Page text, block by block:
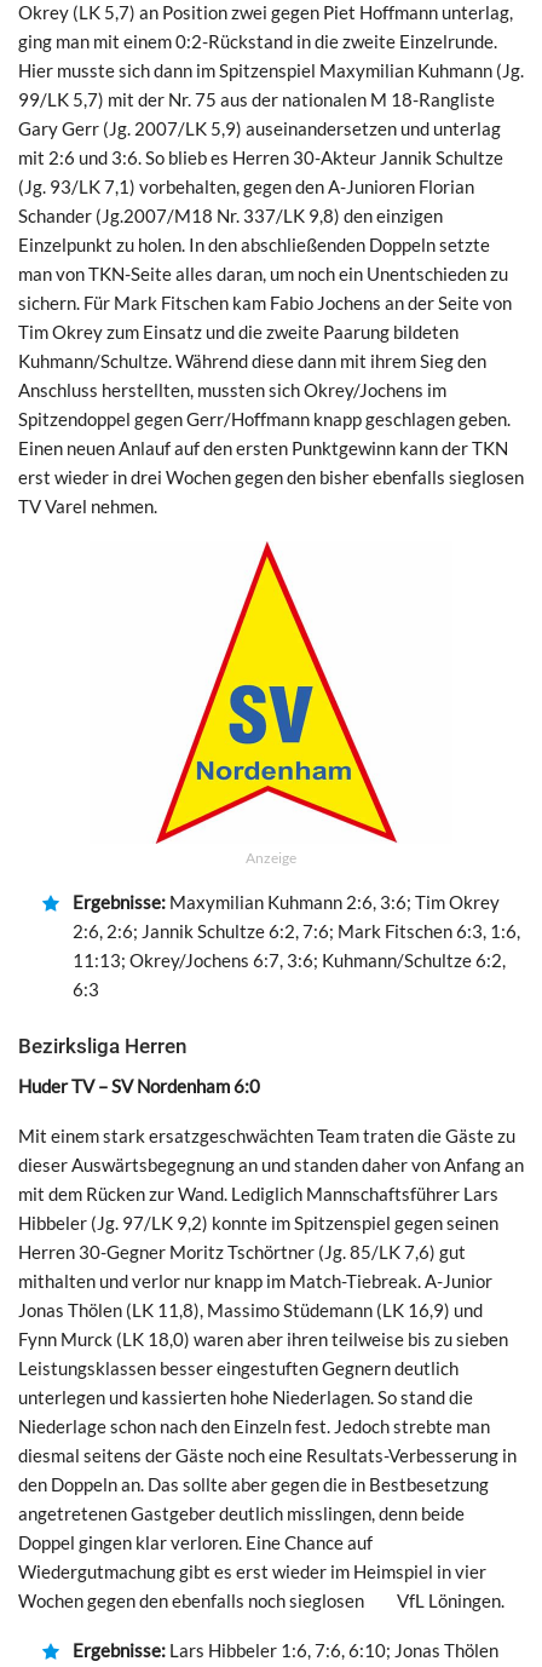
Okrey (LK 5,7) an Position zwei gegen Piet Hoffmann unterlag,
ging man mit einem 0:2-Rückstand in die zweite Einzelrunde.
Hier musste sich dann im Spitzenspiel Maxymilian Kuhmann (Jg.
99/LK 5,7) mit der Nr. 75 aus der nationalen M 18-Rangliste
Gary Gerr (Jg. 2007/LK 5,9) auseinandersetzen und unterlag
mit 2:6 und 3:6. So blieb es Herren 30-Akteur Jannik Schultze
(Jg. 93/LK 7,1) vorbehalten, gegen den A-Junioren Florian
Schander (Jg.2007/M18 Nr. 337/LK 9,8) den einzigen
Einzelpunkt zu holen. In den abschließenden Doppeln setzte
man von TKN-Seite alles daran, um noch ein Unentschieden zu
sichern. Für Mark Fitschen kam Fabio Jochens an der Seite von
Tim Okrey zum Einsatz und die zweite Paarung bildeten
Kuhmann/Schultze. Während diese dann mit ihrem Sieg den
Anschluss herstellten, mussten sich Okrey/Jochens im
Spitzendoppel gegen Gerr/Hoffmann knapp geschlagen geben.
Einen neuen Anlauf auf den ersten Punktgewinn kann der TKN
erst wieder in drei Wochen gegen den bisher ebenfalls sieglosen
TV Varel nehmen.
Anzeige
Ergebnisse: Maxymilian Kuhmann 2:6, 3:6; Tim Okrey
2:6, 2:6; Jannik Schultze 6:2, 7:6; Mark Fitschen 6:3, 1:6,
11:13; Okrey/Jochens 6:7, 3:6; Kuhmann/Schultze 6:2,
6:3
Bezirksliga Herren
Huder TV – SV Nordenham 6:0
Mit einem stark ersatzgeschwächten Team traten die Gäste zu
dieser Auswärtsbegegnung an und standen daher von Anfang an
mit dem Rücken zur Wand. Lediglich Mannschaftsführer Lars
Hibbeler (Jg. 97/LK 9,2) konnte im Spitzenspiel gegen seinen
Herren 30-Gegner Moritz Tschörtner (Jg. 85/LK 7,6) gut
mithalten und verlor nur knapp im Match-Tiebreak. A-Junior
Jonas Thölen (LK 11,8), Massimo Stüdemann (LK 16,9) und
Fynn Murck (LK 18,0) waren aber ihren teilweise bis zu sieben
Leistungsklassen besser eingestuften Gegnern deutlich
unterlegen und kassierten hohe Niederlagen. So stand die
Niederlage schon nach den Einzeln fest. Jedoch strebte man
diesmal seitens der Gäste noch eine Resultats-Verbesserung in
den Doppeln an. Das sollte aber gegen die in Bestbesetzung
angetretenen Gastgeber deutlich misslingen, denn beide
Doppel gingen klar verloren. Eine Chance auf
Wiedergutmachung gibt es erst wieder im Heimspiel in vier
Wochen gegen den ebenfalls noch sieglosen VfL Löningen.
Ergebnisse: Lars Hibbeler 1:6, 7:6, 6:10; Jonas Thölen